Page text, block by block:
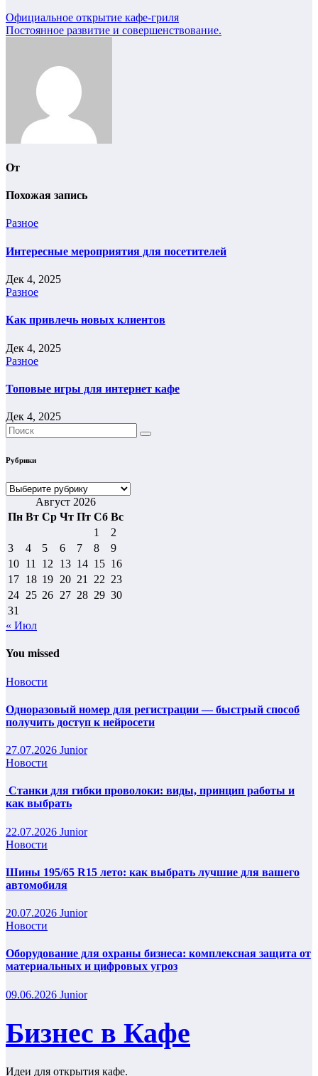
Навигация
по
Официальное открытие кафе-гриля
Постоянное развитие и совершенствование.
От
Похожая запись
Разное
Интересные мероприятия для посетителей
Дек 4, 2025
Разное
Как привлечь новых клиентов
Дек 4, 2025
Разное
Топовые игры для интернет кафе
Дек 4, 2025
Рубрики
Рубрики
Август 2026
Пн Вт Ср Чт Пт Сб Вс
1
2
3
4 5 6 7 8
9
10 11 12 13 14 15 16
17 18 19 20 21 22 23
24 25 26 27 28 29 30
31
« Июл
You missed
Новости
Одноразовый номер для регистрации — быстрый способ
получить доступ к нейросети
27.07.2026 Junior
Новости
Станки для гибки проволоки: виды, принцип работы и
как выбрать
22.07.2026 Junior
Новости
Шины 195/65 R15 лето: как выбрать лучшие для вашего
автомобиля
20.07.2026 Junior
Новости
Оборудование для охраны бизнеса: комплексная защита от
материальных и цифровых угроз
09.06.2026 Junior
Бизнес в Кафе
Идеи для открытия кафе.